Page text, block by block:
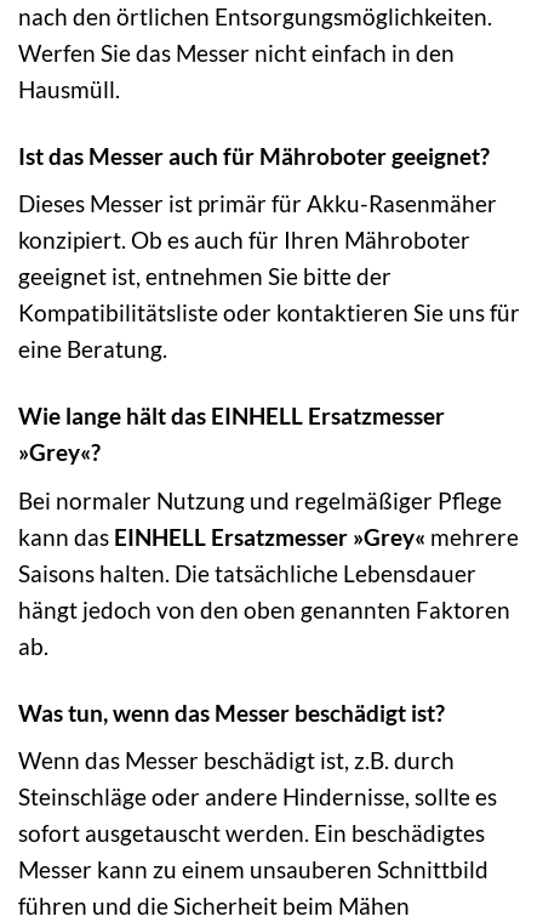
nach den örtlichen Entsorgungsmöglichkeiten.
Werfen Sie das Messer nicht einfach in den
Hausmüll.
Ist das Messer auch für Mähroboter geeignet?
Dieses Messer ist primär für Akku-Rasenmäher
konzipiert. Ob es auch für Ihren Mähroboter
geeignet ist, entnehmen Sie bitte der
Kompatibilitätsliste oder kontaktieren Sie uns für
eine Beratung.
Wie lange hält das EINHELL Ersatzmesser
»Grey«?
Bei normaler Nutzung und regelmäßiger Pflege
kann das EINHELL Ersatzmesser »Grey« mehrere
Saisons halten. Die tatsächliche Lebensdauer
hängt jedoch von den oben genannten Faktoren
ab.
Was tun, wenn das Messer beschädigt ist?
Wenn das Messer beschädigt ist, z.B. durch
Steinschläge oder andere Hindernisse, sollte es
sofort ausgetauscht werden. Ein beschädigtes
Messer kann zu einem unsauberen Schnittbild
führen und die Sicherheit beim Mähen